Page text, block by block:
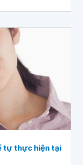
tự thực hiện tại